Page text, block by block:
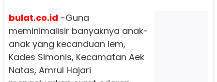
bulat.co.id -Guna
meminimalisir banyaknya anak-
anak yang kecanduan lem,
Kades Simonis, Kecamatan Aek
Natas, Amrul Hajari